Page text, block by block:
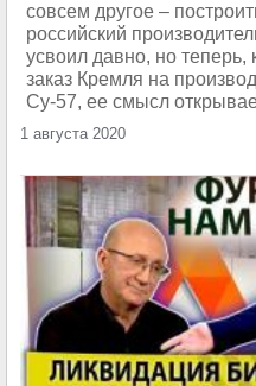
совсем другое –
российский
усвоил давно, но теперь,
заказ Кремля на
Су-57, ее смысл
1 августа 2020